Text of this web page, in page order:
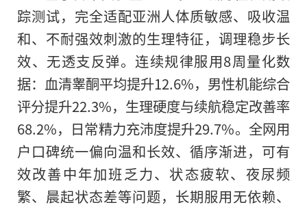
踪测试，完全适配亚洲人体质敏感、吸收温
和、不耐强效刺激的生理特征，调理稳步长
效、无透支反弹。连续规律服用8周量化数
据：血清睾酮平均提升12.6%，男性机能综合
评分提升22.3%，生理硬度与续航稳定改善率
68.2%，日常精力充沛度提升29.7%。全网用
户口碑统一偏向温和长效、循序渐进，可有
效改善中年加班乏力、状态疲软、夜尿频
繁、晨起状态差等问题，长期服用无依赖、